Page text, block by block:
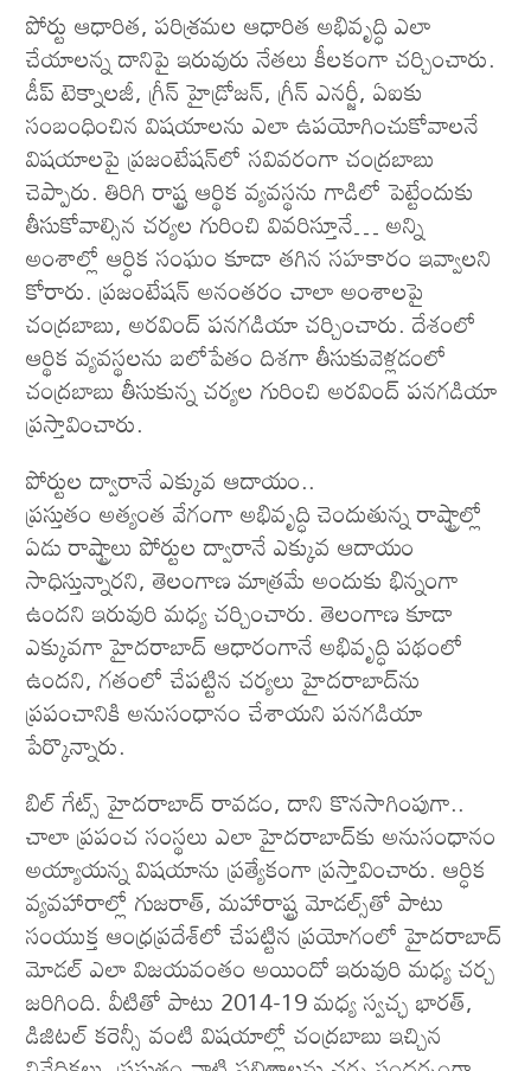
పోర్టు ఆధారిత, పరిశ్రమల ఆధారిత అభివృద్ధి ఎలా
చేయాలన్న దానిపై ఇరువురు నేతలు కీలకంగా చర్చించారు.
డీప్‌ టెక్నాలజీ, గ్రీన్‌ హైడ్రోజన్‌, గ్రీన్‌ ఎనర్జీ, ఏఐకు
సంబంధించిన విషయాలను ఎలా ఉపయోగించుకోవాలనే
విషయాలపై ప్రజంటేషన్‌లో సవివరంగా చంద్రబాబు
చెప్పారు. తిరిగి రాష్ట్ర ఆర్థిక వ్యవస్థను గాడిలో పెట్టేందుకు
తీసుకోవాల్సిన చర్యల గురించి వివరిస్తూనే… అన్ని
అంశాల్లో ఆర్ధిక సంఘం కూడా తగిన సహకారం ఇవ్వాలని
కోరారు. ప్రజంటేషన్‌ అనంతరం చాలా అంశాలపై
చంద్రబాబు, అరవింద్‌ పనగడియా చర్చించారు. దేశంలో
ఆర్థిక వ్యవస్థలను బలోపేతం దిశగా తీసుకువెళ్లడంలో
చంద్రబాబు తీసుకున్న చర్యల గురించి అరవింద్‌ పనగడియా
ప్రస్తావించారు.
పోర్టుల ద్వారానే ఎక్కువ ఆదాయం..
ప్రస్తుతం అత్యంత వేగంగా అభివృద్ధి చెందుతున్న రాష్ట్రాల్లో
ఏడు రాష్ట్రాలు పోర్టుల ద్వారానే ఎక్కువ ఆదాయం
సాధిస్తున్నారని, తెలంగాణ మాత్రమే అందుకు భిన్నంగా
ఉందని ఇరువురి మధ్య చర్చించారు. తెలంగాణ కూడా
ఎక్కువగా హైదరాబాద్‌ ఆధారంగానే అభివృద్ధి పథంలో
ఉందని, గతంలో చేపట్టిన చర్యలు హైదరాబాద్‌ను
ప్రపంచానికి అనుసంధానం చేశాయని పనగడియా
పేర్కొన్నారు.
బిల్‌ గేట్స్ హైదరాబాద్‌ రావడం, దాని కొనసాగింపుగా..
చాలా ప్రపంచ సంస్థలు ఎలా హైదరాబాద్‌కు అనుసంధానం
అయ్యాయన్న విషయాను ప్రత్యేకంగా ప్రస్తావించారు. ఆర్ధిక
వ్యవహారాల్లో గుజరాత్‌, మహారాష్ట్ర మోడల్స్‌తో పాటు
సంయుక్త ఆంధ్రప్రదేశ్‌లో చేపట్టిన ప్రయోగంలో హైదరాబాద్‌
మోడల్‌ ఎలా విజయవంతం అయిందో ఇరువురి మధ్య చర్చ
జరిగింది. వీటితో పాటు 2014-19 మధ్య స్వచ్ఛ భారత్‌,
డిజిటల్‌ కరెన్సీ వంటి విషయాల్లో చంద్రబాబు ఇచ్చిన